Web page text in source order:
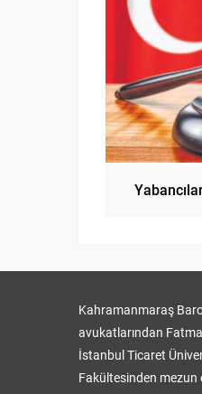
Kahramanmaraş
avukatlarından
İstanbul Ticaret
Fakültesinden mezun